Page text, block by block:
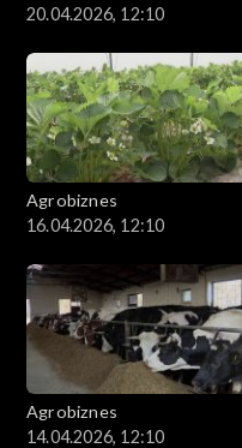
20.04.2026, 12:10
Agrobiznes
16.04.2026, 12:10
Agrobiznes
14.04.2026, 12:10